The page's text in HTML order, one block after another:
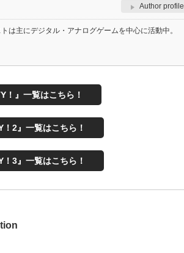
Author profile
は主にデジタル・アナログゲームを中心に活動中。
！』一覧はこちら！
！2』一覧はこちら！
！3』一覧はこちら！